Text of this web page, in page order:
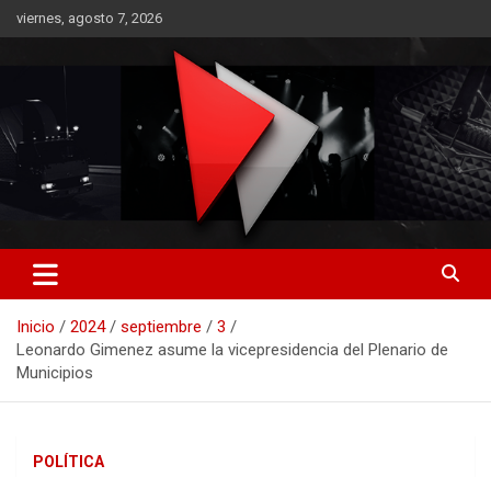
Saltar
al
viernes, agosto 7, 2026
RO CONTENIDOS
Inicio 2024 septiembre
3
Leonardo Gimenez asume la vicepresidencia del Plenario de
Municipios
POLÍTICA